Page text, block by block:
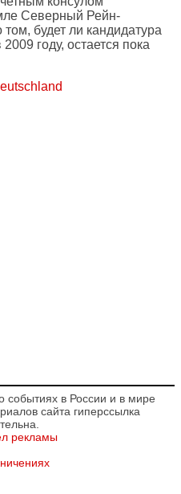
Северный Рейн-
будет ли кандидатура
году, остается пока
событиях в России и в мире
сайта гиперссылка
рекламы